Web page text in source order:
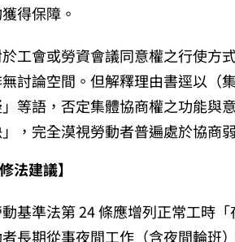
得保障。
工會或勞資會議同意權之行使方
討論空間。但解釋理由書逕以（
等語，否定集體協商權之功能與
，完全漠視勞動者普遍處於協商
法建議】
基準法第 24 條應增列正常工時
長期從事夜間工作（含夜間輪班